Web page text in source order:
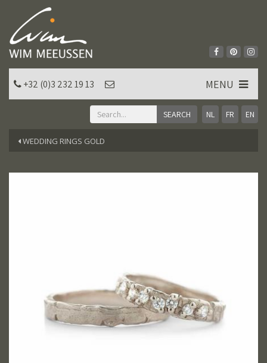
NL FR EN
+32 (0)3 232 19 13 MENU
WEDDING RINGS GOLD